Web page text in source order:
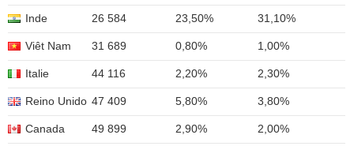
Inde 26 584 23,50% 31,10%
Viêt Nam 31 689 0,80% 1,00%
Italie 44 116 2,20% 2,30%
Reino Unido 47 409 5,80% 3,80%
Canada 49 899 2,90% 2,00%